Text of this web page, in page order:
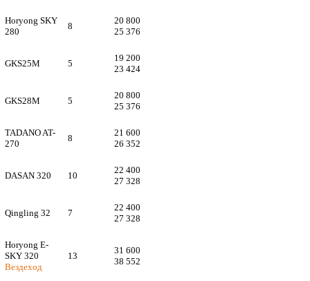
Horyong SKY
280
8
20 800
25 376
GKS25M 5
19 200
23 424
GKS28M 5
20 800
25 376
TADANO AT-
270
8
21 600
26 352
DASAN 320 10
22 400
27 328
Qingling 32 7
22 400
27 328
Horyong E-
SKY 320
Вездеход
13
31 600
38 552